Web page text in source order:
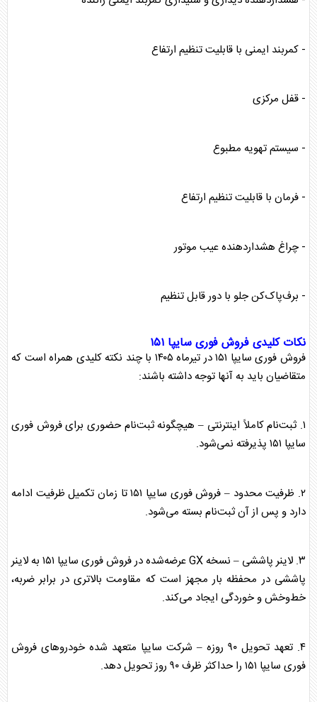
- کمربند ایمنی با قابلیت تنظیم ارتفاع
- قفل مرکزی
- سیستم تهویه مطبوع
- فرمان با قابلیت تنظیم ارتفاع
- چراغ هشداردهنده عیب موتور
- برف‌پاک‌کن جلو با دور قابل تنظیم
نکات کلیدی فروش فوری سایپا ۱۵۱
فروش فوری سایپا ۱۵۱ در تیرماه ۱۴۰۵ با چند نکته کلیدی همراه است که
متقاضیان باید به آنها توجه داشته باشند:
۱. ثبت‌نام کاملاً اینترنتی – هیچگونه ثبت‌نام حضوری برای فروش فوری
سایپا ۱۵۱ پذیرفته نمی‌شود.
۲. ظرفیت محدود – فروش فوری سایپا ۱۵۱ تا زمان تکمیل ظرفیت ادامه
دارد و پس از آن ثبت‌نام بسته می‌شود.
۳. لاینر پاششی – نسخه GX عرضه‌شده در فروش فوری سایپا ۱۵۱ به لاینر
پاششی در محفظه بار مجهز است که مقاومت بالاتری در برابر ضربه،
خط‌وخش و خوردگی ایجاد می‌کند.
۴. تعهد تحویل ۹۰ روزه – شرکت سایپا متعهد شده خودرو‌های فروش
فوری سایپا ۱۵۱ را حداکثر ظرف ۹۰ روز تحویل دهد.